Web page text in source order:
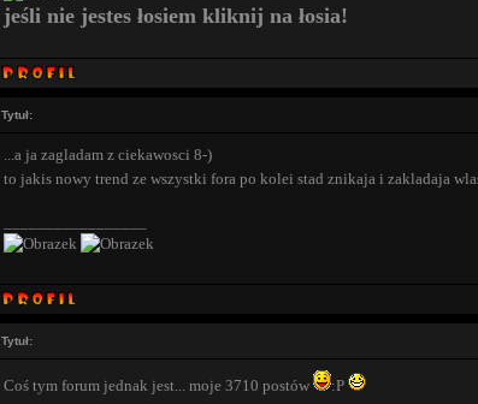
jeśli nie jestes łosiem kliknij na łosia!
Tytuł:
...a ja zagladam z ciekawosci 8-)
to jakis nowy trend ze wszystki fora po kolei stad znikaja i zakladaja
Tytuł:
Coś tym forum jednak jest... moje 3710 postów :P